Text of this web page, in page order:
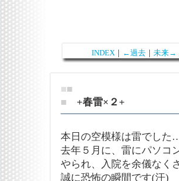
INDEX ｜ ←過去 ｜ 未来→
■■
■
+春雷×２+
本日の空模様は雷でした
去年５月に、雷にパソコ
やられ、入院を余儀なく
誠に恐怖の瞬間です(汗)